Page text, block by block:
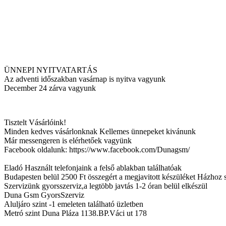
ÜNNEPI NYITVATARTÁS
Az adventi időszakban vasárnap is nyitva vagyunk
December 24 zárva vagyunk
Tisztelt Vásárlóink!
Minden kedves vásárlonknak Kellemes ünnepeket kivánunk
Már messengeren is elérhetőek vagyünk
Facebook oldalunk: https://www.facebook.com/Dunagsm/
Eladó Használt telefonjaink a felső ablakban találhatóak
Budapesten belül 2500 Ft összegért a megjavitott készüléket Házhoz
Szervizünk gyorsszerviz,a legtöbb javtás 1-2 óran belül elkészül
Duna Gsm GyorsSzerviz
Aluljáro szint -1 emeleten található üzletben
Metró szint Duna Pláza 1138.BP.Váci ut 178